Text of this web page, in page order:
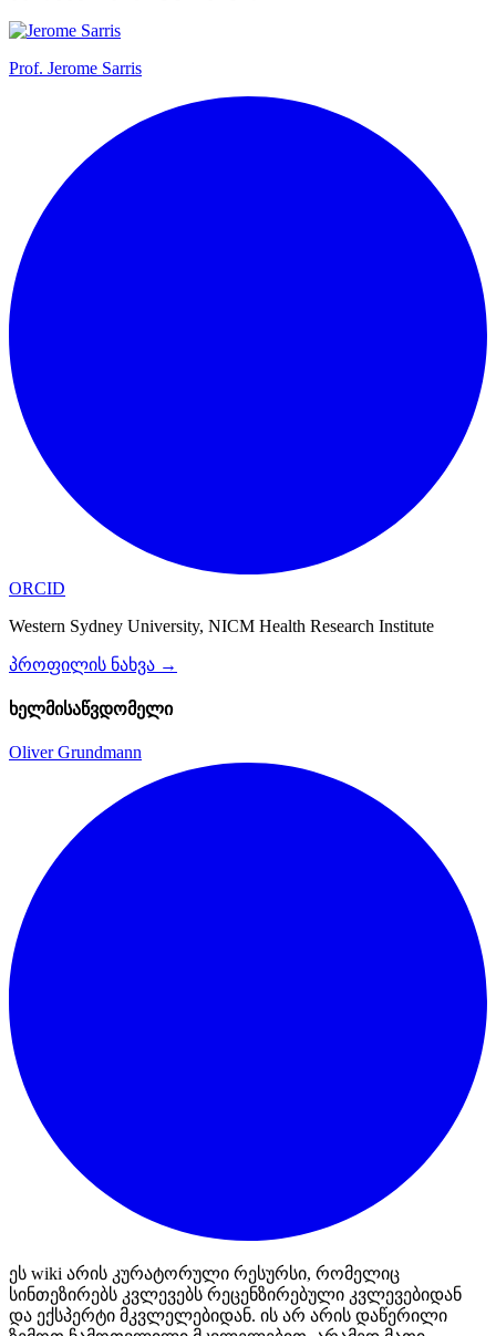
Prof. Jerome Sarris
ORCID
Western Sydney University, NICM Health Research Institute
პროფილის ნახვა →
ხელმისაწვდომელი
Oliver Grundmann
ეს wiki არის კურატორული რესურსი, რომელიც
სინთეზირებს კვლევებს რეცენზირებული კვლევებიდან
და ექსპერტი მკვლელებიდან. ის არ არის დაწერილი